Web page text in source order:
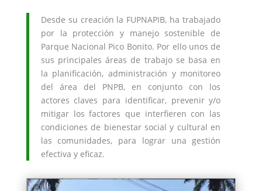
Desde su creación la FUPNAPIB, ha trabajado
por la protección y manejo sostenible de
Parque Nacional Pico Bonito. Por ello unos de
sus principales áreas de trabajo se basa en
la planificación, administración y monitoreo
del área del PNPB, en conjunto con los
actores claves para identificar, prevenir y/o
mitigar los factores que interfieren con las
condiciones de bienestar social y cultural en
las comunidades, para lograr una gestión
efectiva y eficaz.